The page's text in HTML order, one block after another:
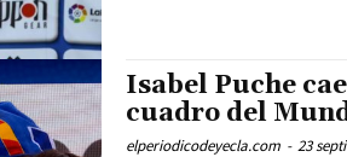
Isabel Puche
cuadro del
elperiodicodeyecla.com - 23